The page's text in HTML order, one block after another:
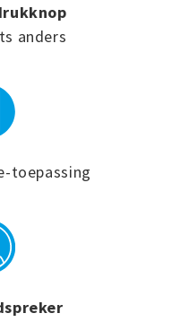
anders
toepassing